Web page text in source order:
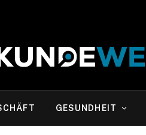
GESUNDHEIT